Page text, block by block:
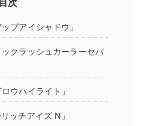
目次
プアイシャドウ」
クラッシュカーラーセパ
ウハイライト」
ッチアイズ N」